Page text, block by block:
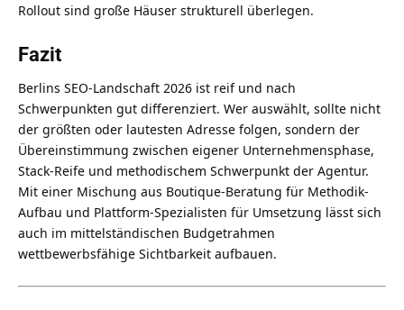
Rollout sind große Häuser strukturell überlegen.
Fazit
Berlins SEO-Landschaft 2026 ist reif und nach
Schwerpunkten gut differenziert. Wer auswählt, sollte nicht
der größten oder lautesten Adresse folgen, sondern der
Übereinstimmung zwischen eigener Unternehmensphase,
Stack-Reife und methodischem Schwerpunkt der Agentur.
Mit einer Mischung aus Boutique-Beratung für Methodik-
Aufbau und Plattform-Spezialisten für Umsetzung lässt sich
auch im mittelständischen Budgetrahmen
wettbewerbsfähige Sichtbarkeit aufbauen.